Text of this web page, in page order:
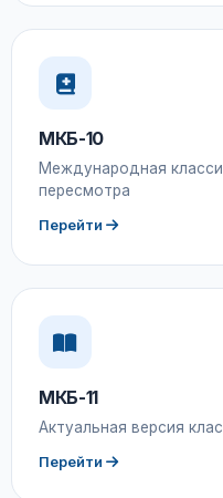
МКБ-10
Международная
пересмотра
Перейти
МКБ-11
Актуальная версия
Перейти